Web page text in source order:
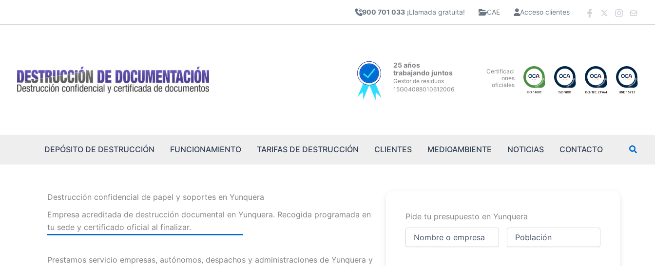
900 701 033 ¡Llamada gratuita! CAE Acceso clientes
25 años
trabajando juntos
Gestor de residuos
15G04088010612006
Certificaci
ones
oficiales
DEPÓSITO DE DESTRUCCIÓN FUNCIONAMIENTO TARIFAS DE DESTRUCCIÓN CLIENTES MEDIOAMBIENTE NOTICIAS CONTACTO
Destrucción confidencial de papel y soportes en Yunquera
Empresa acreditada de destrucción documental en Yunquera. Recogida programada en
tu sede y certificado oficial al finalizar.
Prestamos servicio empresas, autónomos, despachos y administraciones de Yunquera y
Pide tu presupuesto en Yunquera
Nombre
Ciudad